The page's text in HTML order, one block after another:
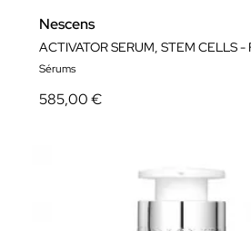
Nescens
ACTIVATOR SERUM, STEM CELLS -
Sérums
585,00 €